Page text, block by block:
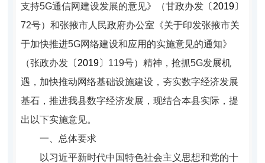
支持5G通信网建设发展的意见》（甘政办发〔2019〕
72号）和张掖市人民政府办公室《关于印发张掖市关
于加快推进5G网络建设和应用的实施意见的通知》
（张政办发〔2019〕 119号）精神，抢抓5G发展机
遇，加快推动网络基础设施建设，夯实数字经济发展
基石，推进我县数字经济发展，现结合本县实际，提
出以下实施意见。
一、总体要求
以习近平新时代中国特色社会主义思想和党的十